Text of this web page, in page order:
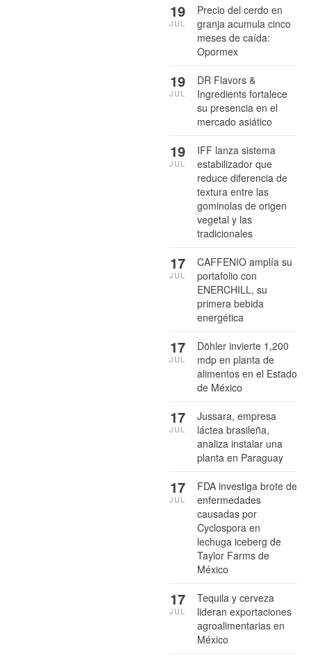
Precio del cerdo en
granja acumula cinco
meses de caída:
Opormex
19
JUL
DR Flavors &
Ingredients fortalece
su presencia en el
mercado asiático
19
JUL
IFF lanza sistema
estabilizador que
reduce diferencia de
textura entre las
gominolas de origen
vegetal y las
tradicionales
19
JUL
CAFFENIO amplía su
portafolio con
ENERCHILL, su
primera bebida
energética
17
JUL
Döhler invierte 1,200
mdp en planta de
alimentos en el Estado
de México
17
JUL
Jussara, empresa
láctea brasileña,
analiza instalar una
planta en Paraguay
17
JUL
FDA investiga brote de
enfermedades
causadas por
Cyclospora en
lechuga iceberg de
Taylor Farms de
México
17
JUL
Tequila y cerveza
lideran exportaciones
agroalimentarias en
México
17
JUL